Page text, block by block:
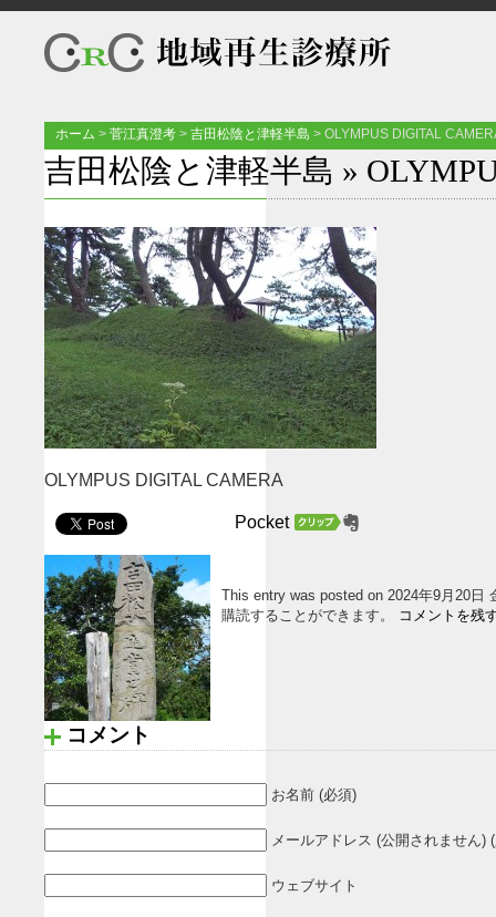
ホーム > 菅江真澄考 > 吉田松陰と津軽半島 > OLYMPUS DIGITAL
吉田松陰と津軽半島 »
OLYMPUS DIGITAL CAMERA
Pocket
This entry was posted on 2024年9月20
購読することができます。
コメントを残
コメント
お名前 (必須)
メールアドレス (公開されません)
ウェブサイト